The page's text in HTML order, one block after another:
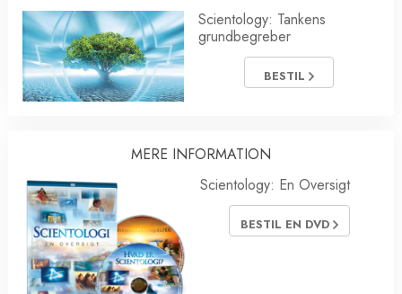
Scientology: Tankens
grundbegreber
BESTIL
MERE INFORMATION
Scientology: En Oversigt
BESTIL EN DVD